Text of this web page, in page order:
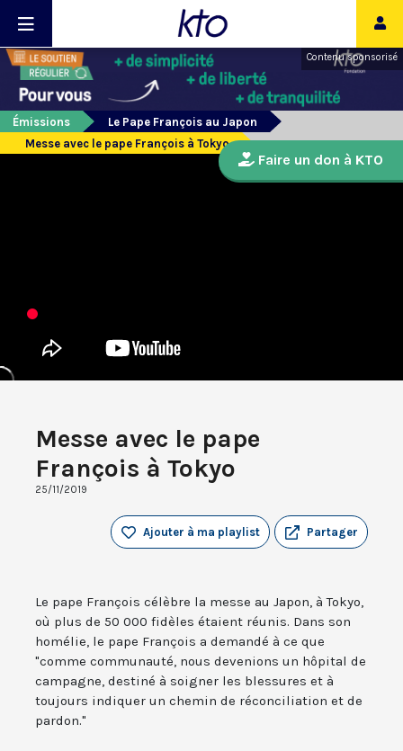
Contenu sponsorisé
Émissions
Le Pape François au Japon
Messe avec le pape François à Tokyo
Messe avec le pape
François à Tokyo
25/11/2019
Partager
Ajouter à ma playlist
Le pape François célèbre la messe au Japon, à Tokyo,
où plus de 50 000 fidèles étaient réunis. Dans son
homélie, le pape François a demandé à ce que
"comme communauté, nous devenions un hôpital de
campagne, destiné à soigner les blessures et à
toujours indiquer un chemin de réconciliation et de
pardon."
Faire un don à KTO